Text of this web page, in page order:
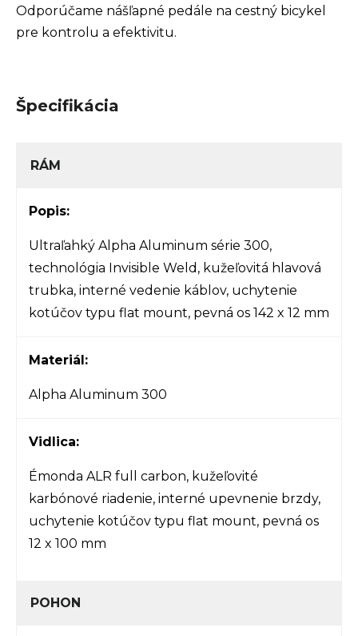
Odporúčame nášľapné pedále na cestný bicykel
pre kontrolu a efektivitu.
Špecifikácia
RÁM
Popis:
Ultraľahký Alpha Aluminum série 300,
technológia Invisible Weld, kužeľovitá hlavová
trubka, interné vedenie káblov, uchytenie
kotúčov typu flat mount, pevná os 142 x 12 mm
Materiál:
Alpha Aluminum 300
Vidlica:
Émonda ALR full carbon, kužeľovité
karbónové riadenie, interné upevnenie brzdy,
uchytenie kotúčov typu flat mount, pevná os
12 x 100 mm
POHON